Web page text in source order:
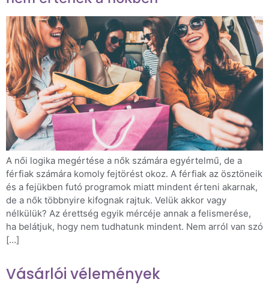
A női logika megértése a nők számára egyértelmű, de a
férfiak számára komoly fejtörést okoz. A férfiak az ösztöneik
és a fejükben futó programok miatt mindent érteni akarnak,
de a nők többnyire kifognak rajtuk. Velük akkor vagy
nélkülük? Az érettség egyik mércéje annak a felismerése,
ha belátjuk, hogy nem tudhatunk mindent. Nem arról van szó
[…]
Vásárlói vélemények